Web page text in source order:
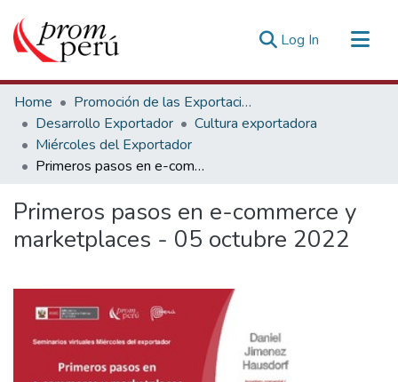
Log In (current)
Communities & Collections
All of DSpace
Statistics
Estadísticas Externas
Home
Promoción de las Exportaciones
Desarrollo Exportador
Cultura exportadora
Miércoles del Exportador
Primeros pasos en e-commerce y marketplaces - 05 octubre 2022
Primeros pasos en e-commerce y
marketplaces - 05 octubre 2022